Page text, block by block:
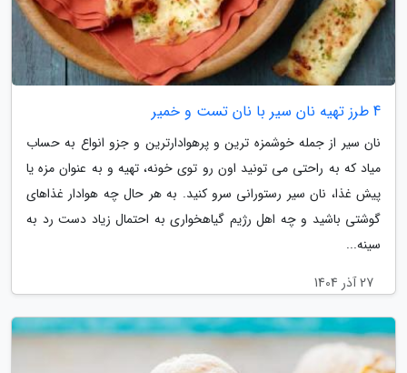
4 طرز تهیه نان سیر با نان تست و خمیر
نان سیر از جمله خوشمزه ترین و پرهوادارترین و جزو انواع به حساب
میاد که به راحتی می تونید اون رو توی خونه، تهیه و به عنوان مزه یا
پیش غذا، نان سیر رستورانی سرو کنید. به هر حال چه هوادار غذاهای
گوشتی باشید و چه اهل رژیم گیاهخواری به احتمال زیاد دست رد به
سینه...
27 آذر 1404